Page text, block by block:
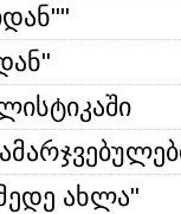
ახლა"